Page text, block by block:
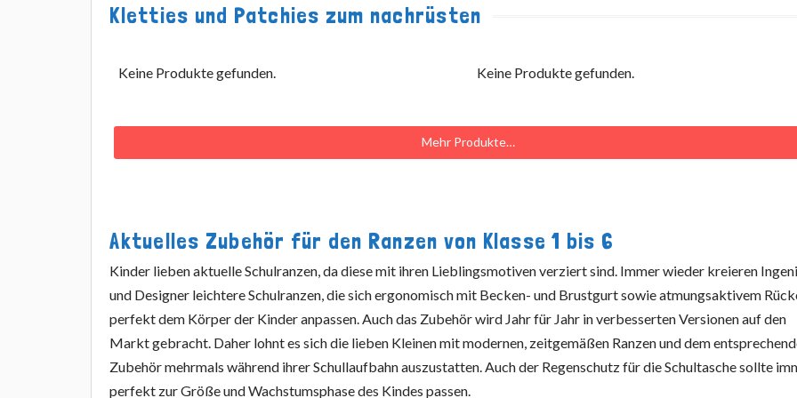
Kletties und Patchies zum nachrüsten
Keine Produkte gefunden. Keine Produkte gefunden.
Mehr Produkte…
Aktuelles Zubehör für den Ranzen von Klasse 1 bis 6
Kinder lieben aktuelle Schulranzen, da diese mit ihren Lieblingsmotiven verziert sind. Immer wieder kreieren
und Designer leichtere Schulranzen, die sich ergonomisch mit Becken- und Brustgurt sowie atmungsaktivem
perfekt dem Körper der Kinder anpassen. Auch das Zubehör wird Jahr für Jahr in verbesserten Versionen auf den
Markt gebracht. Daher lohnt es sich die lieben Kleinen mit modernen, zeitgemäßen Ranzen und dem
Zubehör mehrmals während ihrer Schullaufbahn auszustatten. Auch der Regenschutz für die Schultasche sollte
perfekt zur Größe und Wachstumsphase des Kindes passen.